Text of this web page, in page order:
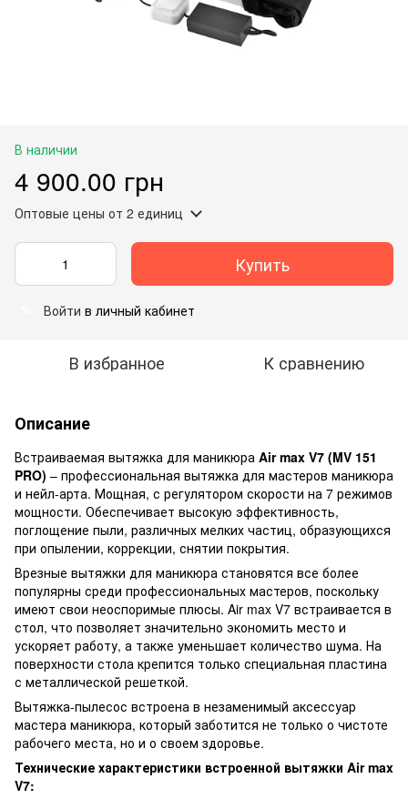
В наличии
4 900.00 грн
Оптовые цены от 2 единиц
Купить
Войти в личный кабинет
В избранное К сравнению
Описание
Встраиваемая вытяжка для маникюра Air max V7 (MV 151
PRO) – профессиональная вытяжка для мастеров маникюра
и нейл-арта. Мощная, с регулятором скорости на 7 режимов
мощности. Обеспечивает высокую эффективность,
поглощение пыли, различных мелких частиц, образующихся
при опылении, коррекции, снятии покрытия.
Врезные вытяжки для маникюра становятся все более
популярны среди профессиональных мастеров, поскольку
имеют свои неоспоримые плюсы. Air max V7 встраивается в
стол, что позволяет значительно экономить место и
ускоряет работу, а также уменьшает количество шума. На
поверхности стола крепится только специальная пластина
с металлической решеткой.
Вытяжка-пылесос встроена в незаменимый аксессуар
мастера маникюра, который заботится не только о чистоте
рабочего места, но и о своем здоровье.
Технические характеристики встроенной вытяжки Air max
V7: